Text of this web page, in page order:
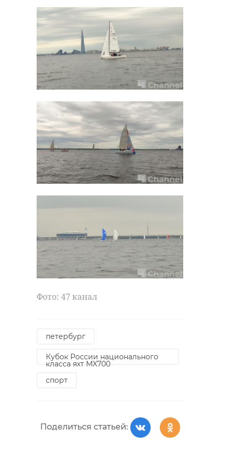
Фото: 47 канал
петербург
Кубок России национального
класса яхт MX700
спорт
Поделиться статьей:
28 ноября 2022, 11:39